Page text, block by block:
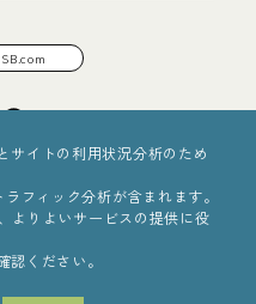
Inc.
SB.com
サイトの利用状況分析のため
フィック分析が含まれます。
よりよいサービスの提供に役
認ください。